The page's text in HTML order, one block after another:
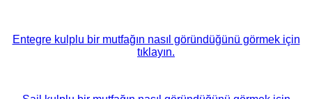
Entegre kulplu bir mutfağın nasıl göründüğünü görmek için
tıklayın.